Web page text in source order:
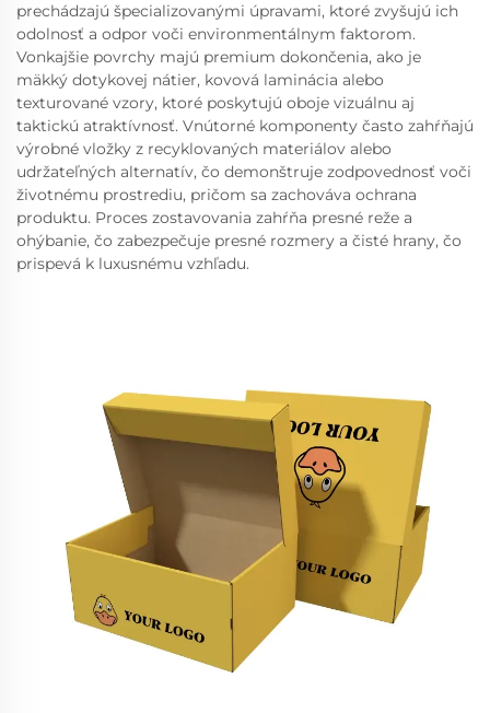
prechádzajú špecializovanými úpravami, ktoré zvyšujú ich
odolnosť a odpor voči environmentálnym faktorom.
Vonkajšie povrchy majú premium dokončenia, ako je
mäkký dotykovej nátier, kovová laminácia alebo
texturované vzory, ktoré poskytujú oboje vizuálnu aj
taktickú atraktívnosť. Vnútorné komponenty často zahŕňajú
výrobné vložky z recyklovaných materiálov alebo
udržateľných alternatív, čo demonštruje zodpovednosť voči
životnému prostrediu, pričom sa zachováva ochrana
produktu. Proces zostavovania zahŕňa presné reže a
ohýbanie, čo zabezpečuje presné rozmery a čisté hrany, čo
prispevá k luxusnému vzhľadu.